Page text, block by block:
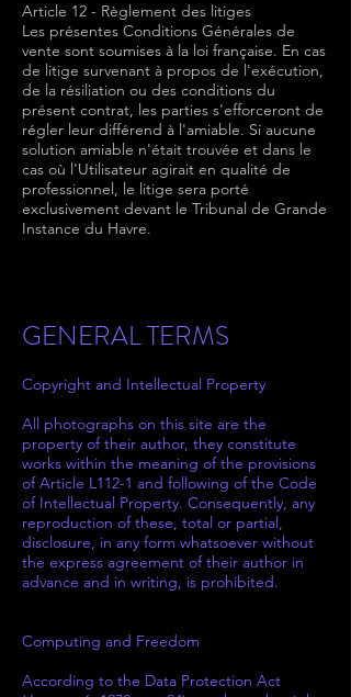
Article 12 - Règlement des litiges
Les présentes Conditions Générales de
vente sont soumises à la loi française. En cas
de litige survenant à propos de l'exécution,
de la résiliation ou des conditions du
présent contrat, les parties s'efforceront de
régler leur différend à l'amiable. Si aucune
solution amiable n'était trouvée et dans le
cas où l'Utilisateur agirait en qualité de
professionnel, le litige sera porté
exclusivement devant le Tribunal de Grande
Instance du Havre.
GENERAL TERMS
Copyright and Intellectual Property
All photographs on this site are the
property of their author, they constitute
works within the meaning of the provisions
of Article L112-1 and following of the Code
of Intellectual Property. Consequently, any
reproduction of these, total or partial,
disclosure, in any form whatsoever without
the express agreement of their author in
advance and in writing, is prohibited.
Computing and Freedom
According to the Data Protection Act